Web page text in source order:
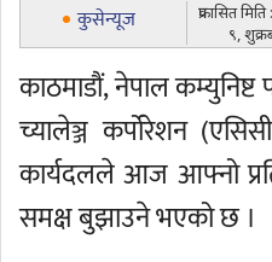
कुसेन्यूज
प्रकासित
९,
काठमाडौं, नेपाल कम्युनिष्ट
च्यालेञ्ज कर्पोरेशन
कार्यदलले आज आफ्नो
समक्ष बुझाउने भएको छ ।